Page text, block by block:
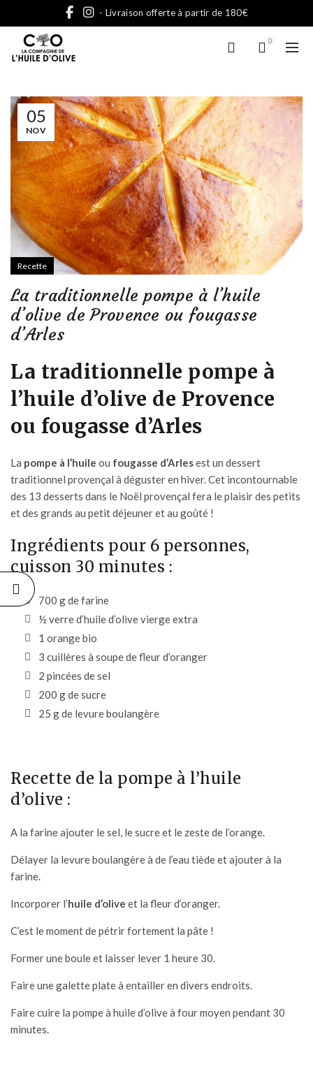
- Livraison offerte à partir de 180€
0
05
NOV
Recette
La traditionnelle pompe à l’huile
d’olive de Provence ou fougasse
d’Arles
La traditionnelle pompe à
l’huile d’olive de Provence
ou fougasse d’Arles
La pompe à l’huile ou fougasse d’Arlesest un dessert
traditionnel provençal à déguster en hiver. Cet incontournable
des 13 desserts dans le Noël provençal fera le plaisir des petits
et des grands au petit déjeuner et au goûté !
Ingrédients pour 6 personnes,
cuisson 30 minutes :
700 g de farine
½ verre d’huile d’olive vierge extra
1 orange bio
3 cuillères à soupe de fleur d’oranger
2 pincées de sel
200 g de sucre
25 g de levure boulangère
Recette de la pompe à l’huile
d’olive :
A la farine ajouter le sel, le sucre et le zeste de l’orange.
Délayer la levure boulangère à de l’eau tiède et ajouter à la
farine.
Incorporer l’huile d’olive et la fleur d’oranger.
C’est le moment de pétrir fortement la pâte !
Former une boule et laisser lever 1 heure 30.
Faire une galette plate à entailler en divers endroits.
Faire cuire la pompe à huile d’olive à four moyen pendant 30
minutes.